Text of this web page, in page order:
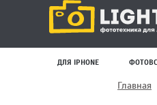
ДЛЯ IPHONE
Главная